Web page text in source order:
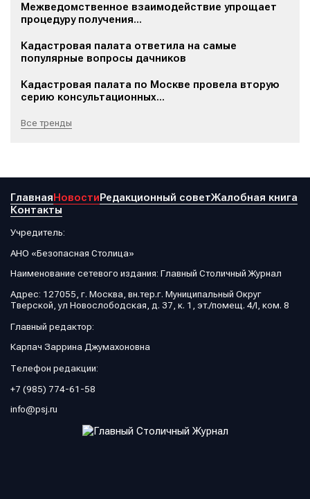
Межведомственное взаимодействие упрощает
процедуру получения...
Кадастровая палата ответила на самые
популярные вопросы дачников
Кадастровая палата по Москве провела вторую
серию консультационных...
Все тренды
ГлавнаяНовостиРедакционный советЖалобная книга
Контакты
Учредитель:
АНО «Безопасная Столица»
Наименование сетевого издания: Главный Столичный Журнал
Адрес: 127055, г. Москва, вн.тер.г. Муниципальный Округ
Тверской, ул Новослободская, д. 37, к. 1, эт./помещ. 4/I, ком. 8
Главный редактор:
Карпач Заррина Джумахоновна
Телефон редакции:
+7 (985) 774-61-58
info@psj.ru